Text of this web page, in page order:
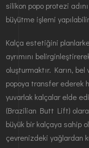
silikon popo protezi
büyütme işlemi
Kalça estetiğini
ayrımını
oluşturmaktır. Karın,
popoya transfer ederek
yuvarlak kalçalar elde
(Brazilian Butt Lift)
büyük bir kalçaya sahip
çevrenizdeki yağlardan